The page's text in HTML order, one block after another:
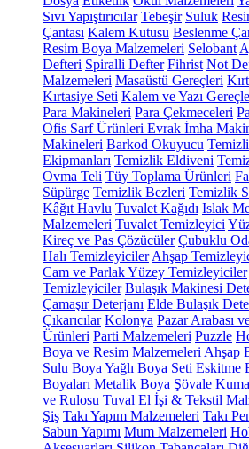
Sıvı Yapıştırıcılar Tebeşir Suluk
Çantası Kalem Kutusu Beslenme
Resim Boya Malzemeleri Selobant
Defteri Spiralli Defter Fihrist Not
Malzemeleri Masaüstü Gereçleri
Kırtasiye Seti Kalem ve Yazı
Para Makineleri Para Çekmeceleri
Ofis Sarf Ürünleri Evrak İmha
Makineleri Barkod Okuyucu
Ekipmanları Temizlik Eldiveni
Ovma Teli Tüy Toplama Ürünleri
Süpürge Temizlik Bezleri Temizlik
Kâğıt Havlu Tuvalet Kağıdı Islak
Malzemeleri Tuvalet Temizleyici
Kireç ve Pas Çözücüler Çubuklu
Halı Temizleyiciler Ahşap
Cam ve Parlak Yüzey Temizleyiciler
Temizleyiciler Bulaşık Makinesi
Çamaşır Deterjanı Elde Bulaşık
Çıkarıcılar Kolonya Pazar Arabası
Ürünleri Parti Malzemeleri Puzzle
Boya ve Resim Malzemeleri Ahşap
Sulu Boya Yağlı Boya Seti Eskitme
Boyaları Metalik Boya Şövale
ve Rulosu Tuval El İşi & Tekstil
Şiş Takı Yapım Malzemeleri Takı
Sabun Yapımı Mum Malzemeleri